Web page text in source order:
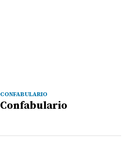
CONFABULARIO
Confabulario